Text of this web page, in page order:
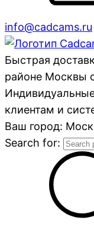
info@cadcams.ru
Быстрая
районе Москвы
клиентам и
Ваш город:
Search for: